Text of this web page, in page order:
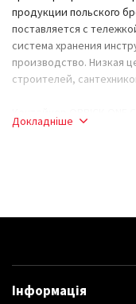
продукции польского
поставляется с
система хранения
производство. Низкая
строителей,
который можно купить
прилегающая крышка
Мобильность
Докладніше
Інформація